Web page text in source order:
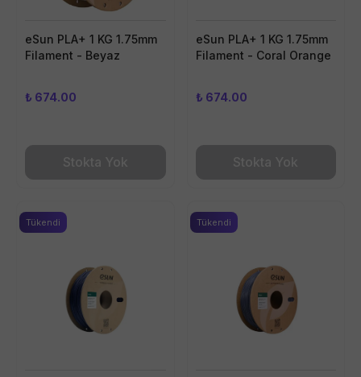
eSun PLA+ 1 KG 1.75mm
Filament - Beyaz
₺ 674.00
Stokta Yok
eSun PLA+ 1 KG 1.75mm
Filament - Coral Orange
₺ 674.00
Stokta Yok
Tükendi Tükendi